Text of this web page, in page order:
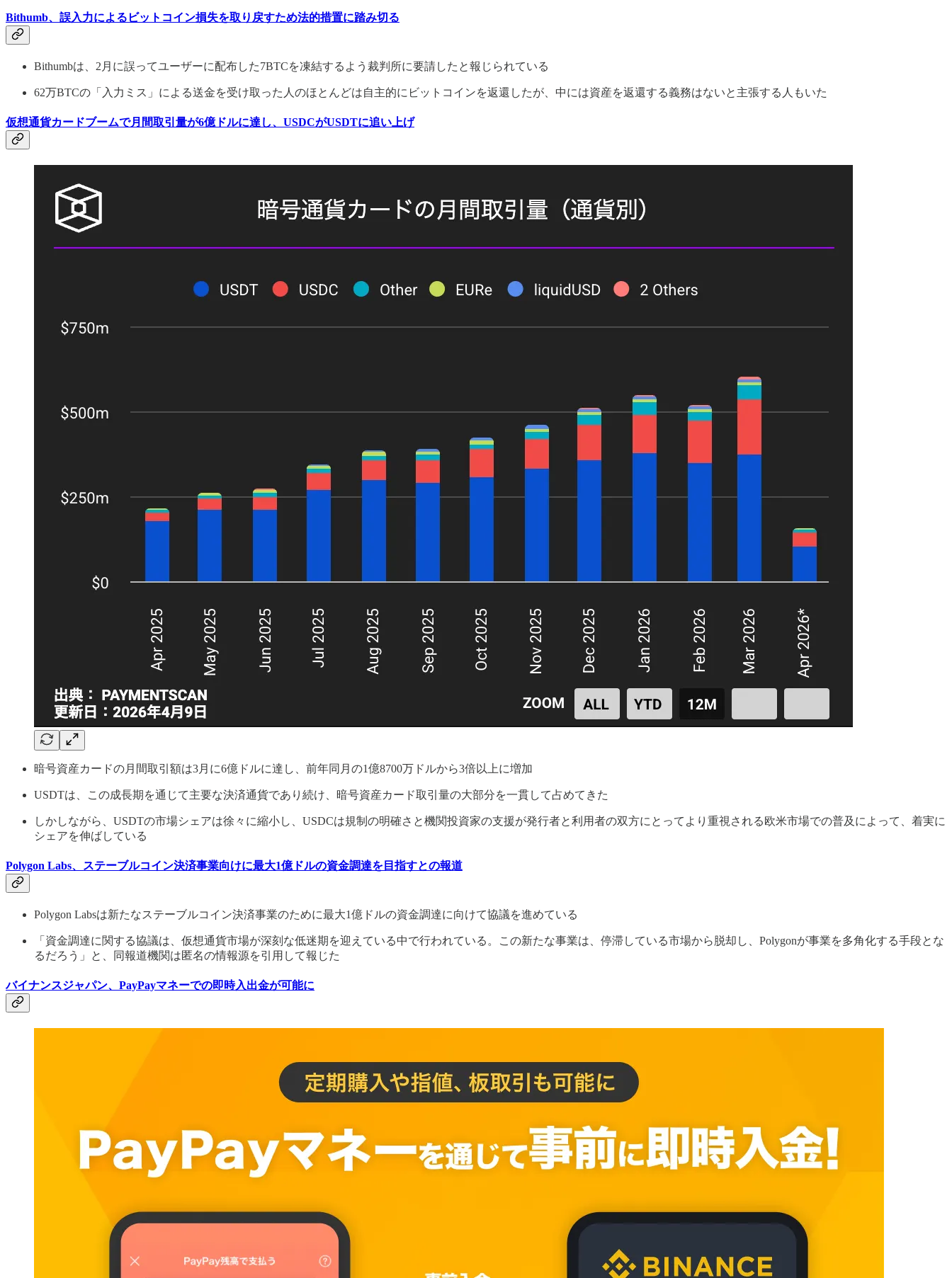
Bithumb、誤入力によるビットコイン損失を取り戻すため法的措置に踏み切る
Bithumbは、2月に誤ってユーザーに配布した7BTCを凍結するよう裁判所に要請したと報じられている
62万BTCの「入力ミス」による送金を受け取った人のほとんどは自主的にビットコインを返還したが、中には資産を返還する義務はないと主張する人もいた
仮想通貨カードブームで月間取引量が6億ドルに達し、USDCがUSDTに追い上げ
暗号資産カードの月間取引額は3月に6億ドルに達し、前年同月の1億8700万ドルから3倍以上に増加
USDTは、この成長期を通じて主要な決済通貨であり続け、暗号資産カード取引量の大部分を一貫して占めてきた
しかしながら、USDTの市場シェアは徐々に縮小し、USDCは規制の明確さと機関投資家の支援が発行者と利用者の双方にとってより重視される欧米市場での普及によって、着実に
シェアを伸ばしている
Polygon Labs、ステーブルコイン決済事業向けに最大1億ドルの資金調達を目指すとの報道
Polygon Labsは新たなステーブルコイン決済事業のために最大1億ドルの資金調達に向けて協議を進めている
「資金調達に関する協議は、仮想通貨市場が深刻な低迷期を迎えている中で行われている。この新たな事業は、停滞している市場から脱却し、Polygonが事業を多角化する手段とな
るだろう」と、同報道機関は匿名の情報源を引用して報じた
バイナンスジャパン、PayPayマネーでの即時入出金が可能に